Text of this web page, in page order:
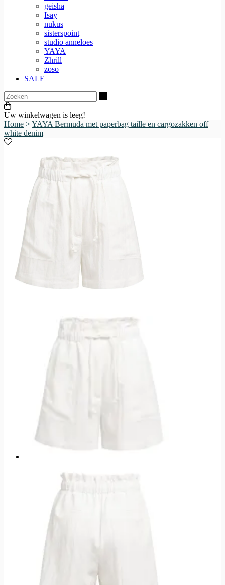
geisha
Isay
nukus
sisterspoint
studio anneloes
YAYA
Zhrill
zoso
SALE
Uw winkelwagen is leeg!
Home >YAYA Bermuda met paperbag taille en cargozakken off
white denim